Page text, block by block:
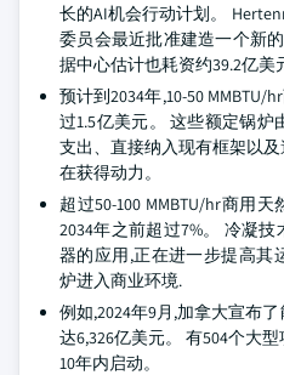
长的AI机会行动计划。
委员会最近批准建造一个新
据中心估计也耗资约39.2亿美
预计到2034年,10-50
过1.5亿美元。 这些额定锅
支出、直接纳入现有框架以
在获得动力。
超过50-100 MMBTU/hr商用
2034年之前超过7%。 冷凝
器的应用,正在进一步提高其
炉进入商业环境.
例如,2024年9月,加拿大宣布
达6,326亿美元。 有504个大
10年内启动。